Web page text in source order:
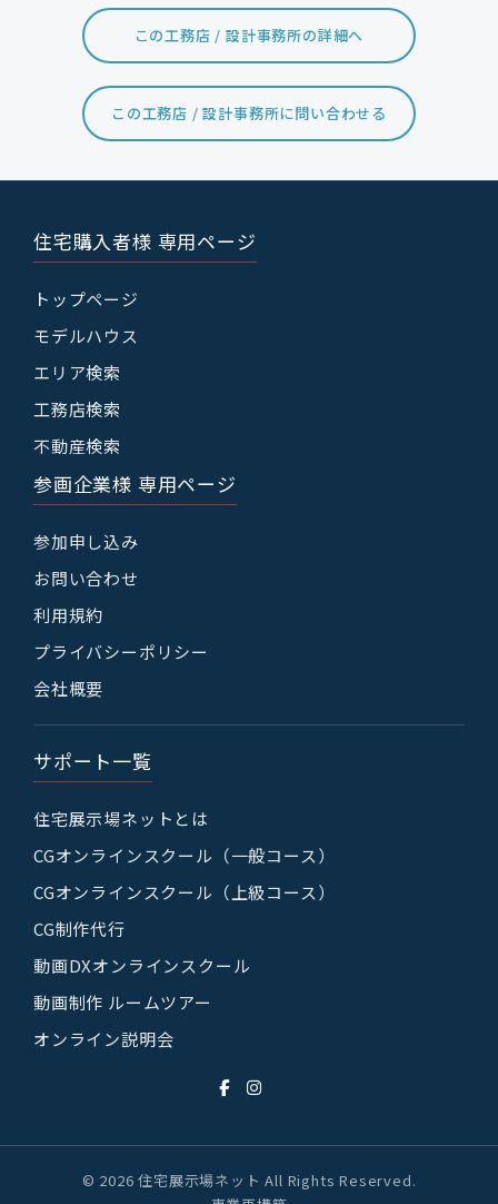
この工務店 / 設計事務所の詳細へ
この工務店 / 設計事務所に問い合わせる
住宅購入者様 専用ページ
トップページ
モデルハウス
エリア検索
工務店検索
不動産検索
参画企業様 専用ページ
参加申し込み
お問い合わせ
利用規約
プライバシーポリシー
会社概要
サポート一覧
住宅展示場ネットとは
CGオンラインスクール（一般コース）
CGオンラインスクール（上級コース）
CG制作代行
動画DXオンラインスクール
動画制作 ルームツアー
オンライン説明会
© 2026 住宅展示場ネット All Rights Reserved.